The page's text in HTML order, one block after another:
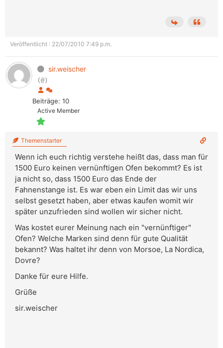
Veröffentlicht : 22/07/2010 7:49 p.m.
sir.weischer
(@)
Beiträge: 10
Active Member
Themenstarter
Wenn ich euch richtig verstehe heißt das, dass man für
1500 Euro keinen vernünftigen Ofen bekommt? Es ist
ja nicht so, dass 1500 Euro das Ende der
Fahnenstange ist. Es war eben ein Limit das wir uns
selbst gesetzt haben, aber etwas kaufen womit wir
später unzufrieden sind wollen wir sicher nicht.
Was kostet eurer Meinung nach ein "vernünftiger"
Ofen? Welche Marken sind denn für gute Qualität
bekannt? Was haltet ihr denn von Morsoe, La Nordica,
Dovre?
Danke für eure Hilfe.
Grüße
sir.weischer